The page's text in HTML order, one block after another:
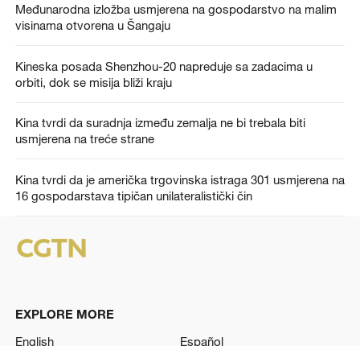
Međunarodna izložba usmjerena na gospodarstvo na malim
visinama otvorena u Šangaju
Kineska posada Shenzhou-20 napreduje sa zadacima u
orbiti, dok se misija bliži kraju
Kina tvrdi da suradnja između zemalja ne bi trebala biti
usmjerena na treće strane
Kina tvrdi da je američka trgovinska istraga 301 usmjerena na
16 gospodarstava tipičan unilateralistički čin
EXPLORE MORE
English
Español